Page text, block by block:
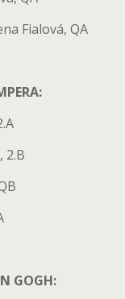
Fialová, QA
GOGH: